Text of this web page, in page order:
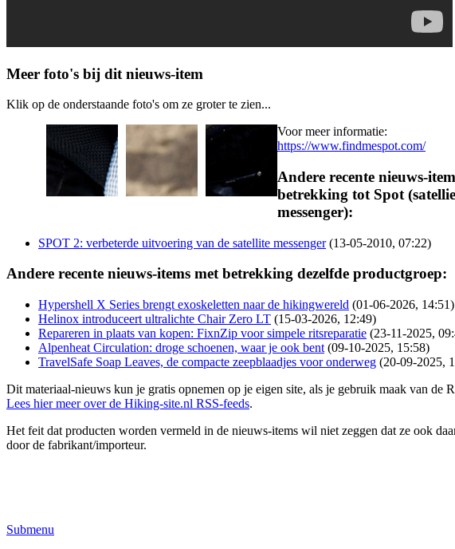
Meer foto's bij dit nieuws-item
Klik op de onderstaande foto's om ze groter te zien...
Voor meer informatie:
https://www.findmespot.com/
Andere recente nieuws-
betrekking tot Spot
messenger):
SPOT 2: verbeterde uitvoering van de satellite messenger (13-05-2010, 07:22)
Andere recente nieuws-items met betrekking dezelfde productgroep:
Hypershell X Series brengt exoskeletten naar de hikingwereld (01-06-2026, 14:51)
Helinox introduceert ultralichte Chair Zero LT (15-03-2026, 12:49)
Repareren in plaats van kopen: FixnZip voor simpele ritsreparatie (23-11-2025,
Alpenheat Circulation: droge schoenen, waar je ook bent (09-10-2025, 15:58)
TravelSafe Soap Leaves, de compacte zeepblaadjes voor onderweg (20-09-2025,
Dit materiaal-nieuws kun je gratis opnemen op je eigen site, als je gebruik maak van de
Lees hier meer over de Hiking-site.nl RSS-feeds.
Het feit dat producten worden vermeld in de nieuws-items wil niet zeggen dat ze ook
door de fabrikant/importeur.
Submenu